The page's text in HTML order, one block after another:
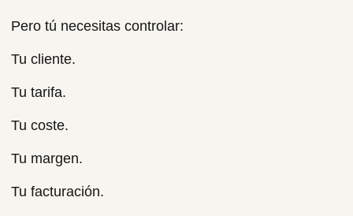
Pero tú necesitas controlar:
Tu cliente.
Tu tarifa.
Tu coste.
Tu margen.
Tu facturación.